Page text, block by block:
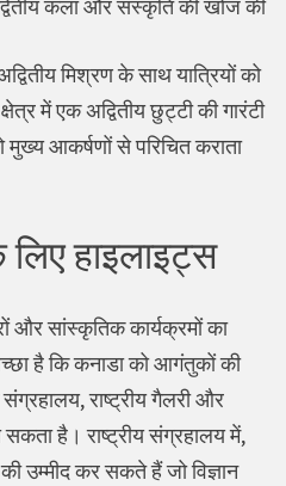
कला और संस्कृति की खोज की
मिश्रण के साथ यात्रियों को
में एक अद्वितीय छुट्टी की गारंटी
आकर्षणों से परिचित कराता
हाइलाइट्स
और सांस्कृतिक कार्यक्रमों का
है कि कनाडा को आगंतुकों की
राष्ट्रीय गैलरी और
सकता है। राष्ट्रीय संग्रहालय में,
उम्मीद कर सकते हैं जो विज्ञान